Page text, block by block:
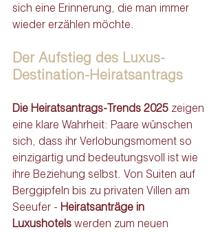
sich eine Erinnerung, die man immer
wieder erzählen möchte.
Der Aufstieg des Luxus-
Destination-Heiratsantrags
Die Heiratsantrags-Trends 2025 zeigen
eine klare Wahrheit: Paare wünschen
sich, dass ihr Verlobungsmoment so
einzigartig und bedeutungsvoll ist wie
ihre Beziehung selbst. Von Suiten auf
Berggipfeln bis zu privaten Villen am
Seeufer - Heiratsanträge in
Luxushotels werden zum neuen